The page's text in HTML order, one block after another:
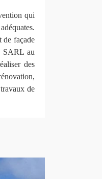
qui
de façade
SARL au
des
de